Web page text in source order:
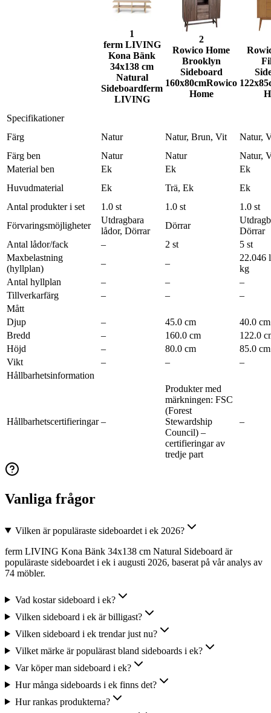
1
ferm LIVING
Kona Bänk
34x138 cm
Natural
Sideboardferm
LIVING
2
Rowico Home
Brooklyn
Sideboard
160x80cmRowico
Home
Specifikationer
Färg
Natur Natur, Brun, Vit
Natur,
Färg ben
Natur Natur
Natur,
Material ben
Ek Ek
Ek
Huvudmaterial
Ek Trä, Ek
Ek
Antal produkter i set
1.0 st 1.0 st
1.0 st
Förvaringsmöjligheter
Utdragbara
lådor, Dörrar
Dörrar
Dörrar
Antal lådor/fack
– 2 st
5 st
Maxbelastning
(hyllplan)
– –
22.046
kg
Antal hyllplan
– –
–
Tillverkarfärg
– –
–
Mått
Djup
– 45.0 cm
40.0 cm
Bredd
– 160.0 cm
122.0
Höjd
– 80.0 cm
85.0 cm
Vikt
– –
–
Hållbarhetsinformation
Hållbarhetscertifieringar –
Produkter med
märkningen: FSC
(Forest
Stewardship
Council) –
certifieringar av
tredje part
–
Vanliga frågor
Vilken är populäraste sideboardet i ek 2026?
ferm LIVING Kona Bänk 34x138 cm Natural Sideboard är
populäraste sideboardet i ek i augusti 2026, baserat på vår analys av
74 möbler.
Vad kostar sideboard i ek?
Vilken sideboard i ek är billigast?
Vilken sideboard i ek trendar just nu?
Vilket märke är populärast bland sideboards i ek?
Var köper man sideboard i ek?
Hur många sideboards i ek finns det?
Hur rankas produkterna?